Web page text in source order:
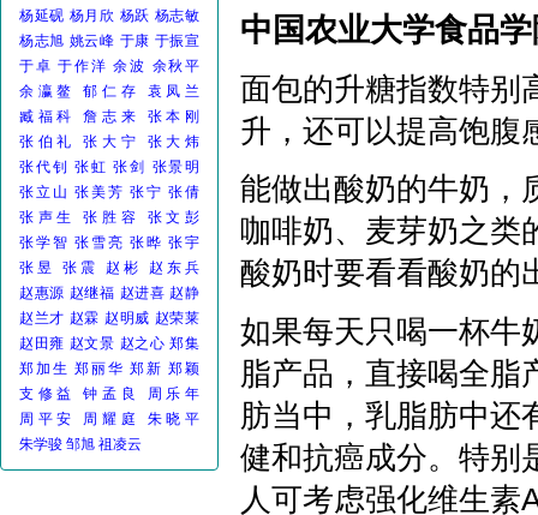
杨延砚 杨月欣 杨跃 杨志敏
杨志旭 姚云峰 于康 于振宣
于卓 于作洋 余波 余秋平
余瀛鳌
郁仁存
袁凤兰
臧福科
詹志来
张本刚
张伯礼
张大宁
张大炜
张代钊
张虹 张剑
张景明
张立山 张美芳 张宁 张倩
张声生
张胜容
张文彭
张学智 张雪亮 张晔 张宇
张昱
张震 赵彬
赵东兵
赵惠源 赵继福 赵进喜 赵静
赵兰才 赵霖 赵明威 赵荣莱
赵田雍 赵文景 赵之心 郑集
郑加生 郑丽华 郑新 郑颖
支修益
钟孟良
周乐年
周平安
周耀庭
朱晓平
朱学骏 邹旭 祖凌云
中国农业大学食品
面包的升糖指数特别
升，还可以提高饱腹
能做出酸奶的牛奶，
咖啡奶、麦芽奶之类
酸奶时要看看酸奶的
如果每天只喝一杯牛
脂产品，直接喝全脂
肪当中，乳脂肪中还
健和抗癌成分。特别
人可考虑强化维生素